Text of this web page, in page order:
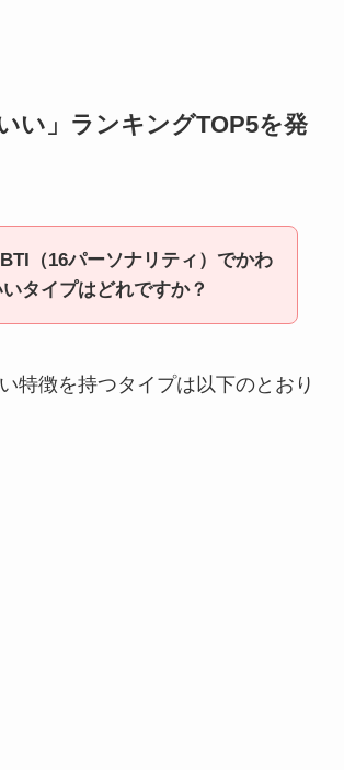
い」ランキングTOP5を発
（16パーソナリティ）でかわ
いタイプはどれですか？
特徴を持つタイプは以下のとおり